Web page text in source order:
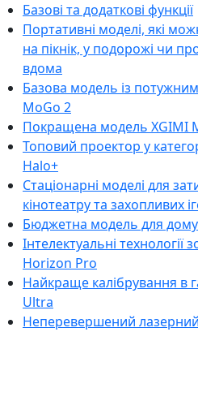
Базові та додаткові функції
Портативні моделі, які
на пікнік, у подорожі чи
вдома
Базова модель із
MoGo 2
Покращена модель XGIMI
Топовий проектор у
Halo+
Стаціонарні моделі для
кінотеатру та захопливих
Бюджетна модель для
Інтелектуальні
Horizon Pro
Найкраще калібрування в
Ultra
Неперевершений